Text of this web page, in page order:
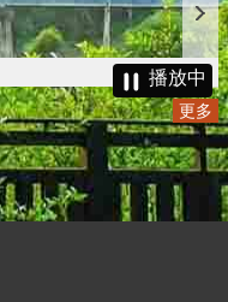
播放中
更多